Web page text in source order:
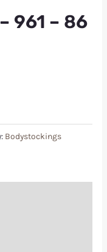
961 – 86
Bodystockings